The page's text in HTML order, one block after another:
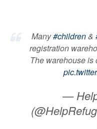
Many#children&
registration
The warehouse is
—